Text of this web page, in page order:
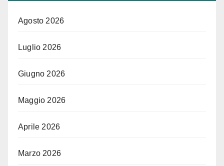
Agosto 2026
Luglio 2026
Giugno 2026
Maggio 2026
Aprile 2026
Marzo 2026